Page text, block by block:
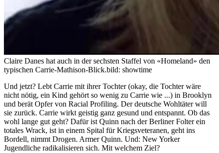
Claire Danes hat auch in der sechsten Staffel von «Homeland» den
typischen Carrie-Mathison-Blick.bild: showtime
Und jetzt? Lebt Carrie mit ihrer Tochter (okay, die Tochter wäre
nicht nötig, ein Kind gehört so wenig zu Carrie wie ...) in Brooklyn
und berät Opfer von Racial Profiling. Der deutsche Wohltäter will
sie zurück. Carrie wirkt geistig ganz gesund und entspannt. Ob das
wohl lange gut geht? Dafür ist Quinn nach der Berliner Folter ein
totales Wrack, ist in einem Spital für Kriegsveteranen, geht ins
Bordell, nimmt Drogen. Armer Quinn. Und: New Yorker
Jugendliche radikalisieren sich. Mit welchem Ziel?